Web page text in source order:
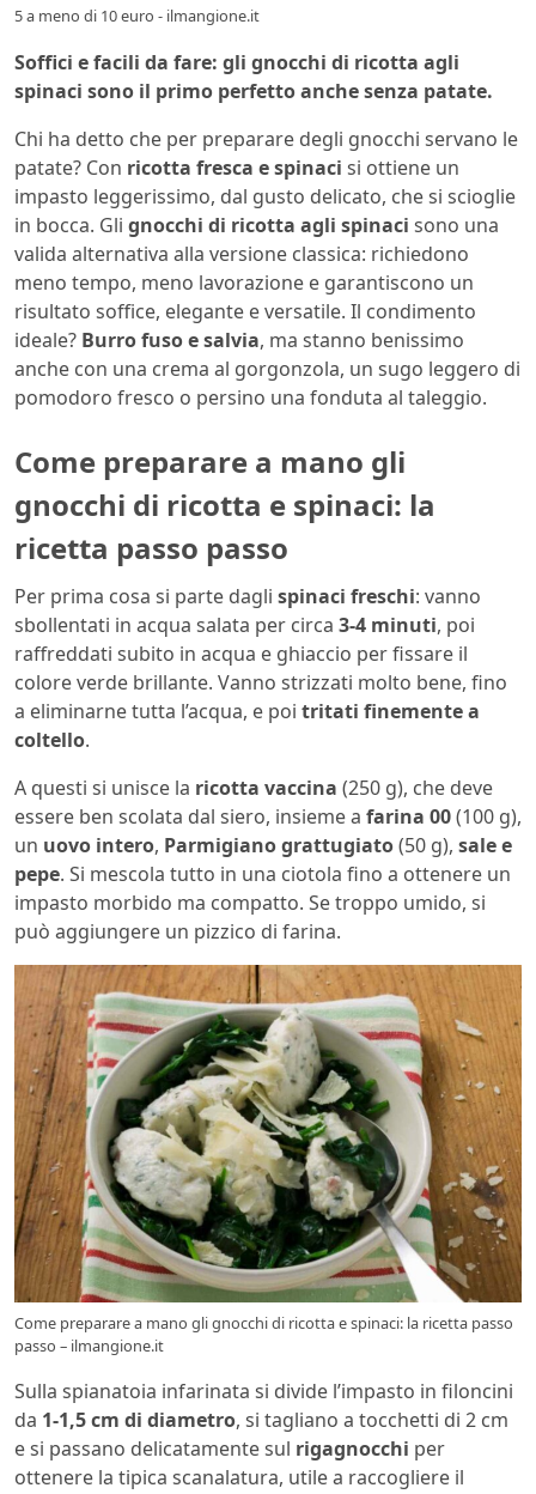
5 a meno di 10 euro - ilmangione.it
Soffici e facili da fare: gli gnocchi di ricotta agli
spinaci sono il primo perfetto anche senza patate.
Chi ha detto che per preparare degli gnocchi servano le
patate? Con ricotta fresca e spinaci si ottiene un
impasto leggerissimo, dal gusto delicato, che si scioglie
in bocca. Gli gnocchi di ricotta agli spinaci sono una
valida alternativa alla versione classica: richiedono
meno tempo, meno lavorazione e garantiscono un
risultato soffice, elegante e versatile. Il condimento
ideale? Burro fuso e salvia, ma stanno benissimo
anche con una crema al gorgonzola, un sugo leggero di
pomodoro fresco o persino una fonduta al taleggio.
Come preparare a mano gli
gnocchi di ricotta e spinaci: la
ricetta passo passo
Per prima cosa si parte dagli spinaci freschi: vanno
sbollentati in acqua salata per circa 3-4 minuti, poi
raffreddati subito in acqua e ghiaccio per fissare il
colore verde brillante. Vanno strizzati molto bene, fino
a eliminarne tutta l’acqua, e poi tritati finemente a
coltello.
A questi si unisce la ricotta vaccina (250 g), che deve
essere ben scolata dal siero, insieme a farina 00(100 g),
un uovo intero, Parmigiano grattugiato(50 g), sale e
pepe. Si mescola tutto in una ciotola fino a ottenere un
impasto morbido ma compatto. Se troppo umido, si
può aggiungere un pizzico di farina.
Come preparare a mano gli gnocchi di ricotta e spinaci: la ricetta passo
passo – ilmangione.it
Sulla spianatoia infarinata si divide l’impasto in filoncini
da 1-1,5 cm di diametro, si tagliano a tocchetti di 2 cm
e si passano delicatamente sul rigagnocchi per
ottenere la tipica scanalatura, utile a raccogliere il